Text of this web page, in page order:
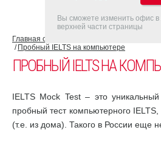
Главная страница
Пробный IELTS на компьютере
ПРОБНЫЙ IELTS НА
IELTS Mock Test – это
пробный тест компьютерного
(т.е. из дома). Такого в России еще
Вы сможете изменить офис
верхней части страницы